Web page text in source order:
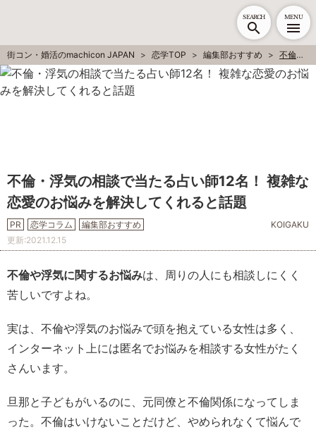
SEARCH MENU
街コン・婚活のmachicon JAPAN 恋学TOP 編集部おすすめ 不倫・浮気の相談で当たる占い師12名！ 複雑な恋愛のお悩みを解決してくれると話題
不倫・浮気の相談で当たる占い師12名！ 複雑な
恋愛のお悩みを解決してくれると話題
PR 恋学コラム 編集部おすすめ
KOIGAKU
更新:2021.12.15
不倫や浮気に関するお悩みは、周りの人にも相談しにくく
苦しいですよね。
実は、不倫や浮気のお悩みで頭を抱えている女性は多く、
インターネット上には匿名でお悩みを相談する女性がたく
さんいます。
旦那と子どもがいるのに、元同僚と不倫関係になってしま
った。不倫はいけないことだけど、やめられなくて悩んで